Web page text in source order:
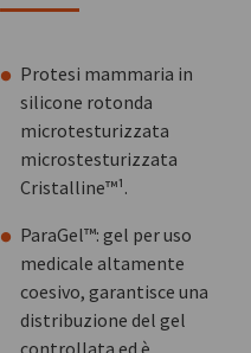
Protesi mammaria in
silicone rotonda
microtesturizzata
microstesturizzata
Cristalline™¹.
ParaGel™: gel per uso
medicale altamente
coesivo, garantisce una
distribuzione del gel